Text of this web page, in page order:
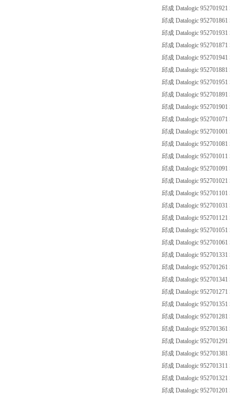
邱成 Datalogic
邱成 Datalogic
邱成 Datalogic
邱成 Datalogic
邱成 Datalogic
邱成 Datalogic
邱成 Datalogic
邱成 Datalogic
邱成 Datalogic
邱成 Datalogic
邱成 Datalogic
邱成 Datalogic
邱成 Datalogic
邱成 Datalogic
邱成 Datalogic
邱成 Datalogic
邱成 Datalogic
邱成 Datalogic
邱成 Datalogic
邱成 Datalogic
邱成 Datalogic
邱成 Datalogic
邱成 Datalogic
邱成 Datalogic
邱成 Datalogic
邱成 Datalogic
邱成 Datalogic
邱成 Datalogic
邱成 Datalogic
邱成 Datalogic
邱成 Datalogic
邱成 Datalogic